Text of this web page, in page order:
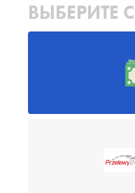
ВЫБЕРИТЕ